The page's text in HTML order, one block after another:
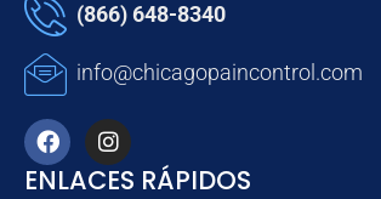
(866) 648-8340
info@chicagopaincontrol.com
ENLACES RÁPIDOS